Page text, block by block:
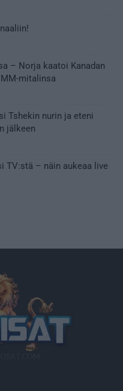
– Norja kaatoi Kanadan
mitalinsa
Tshekin nurin ja eteni
jälkeen
TV:stä – näin aukeaa live